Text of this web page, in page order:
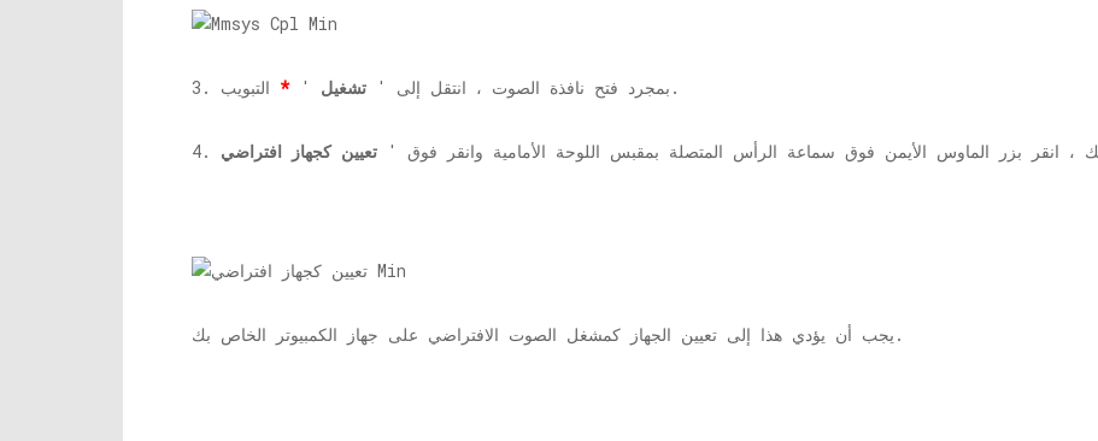
3. بمجرد فتح نافذة الصوت ، انتقل إلى ' تشغيل '
* التبويب.
ذلك ، انقر بزر الماوس الأيمن فوق سماعة الرأس المتصلة بمقبس اللوحة الأمامية وانقر فوق ' تعيين كجهاز افتراضي
يجب أن يؤدي هذا إلى تعيين الجهاز كمشغل الصوت الافتراضي على جهاز الكمبيوتر الخاص بك.